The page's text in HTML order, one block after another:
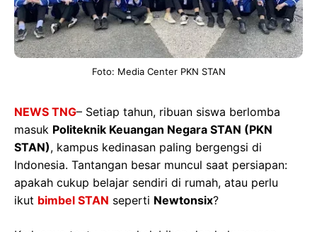
Foto: Media Center PKN STAN
NEWS TNG– Setiap tahun, ribuan siswa berlomba
masuk Politeknik Keuangan Negara STAN (PKN
STAN), kampus kedinasan paling bergengsi di
Indonesia. Tantangan besar muncul saat persiapan:
apakah cukup belajar sendiri di rumah, atau perlu
ikut bimbel STAN seperti Newtonsix?